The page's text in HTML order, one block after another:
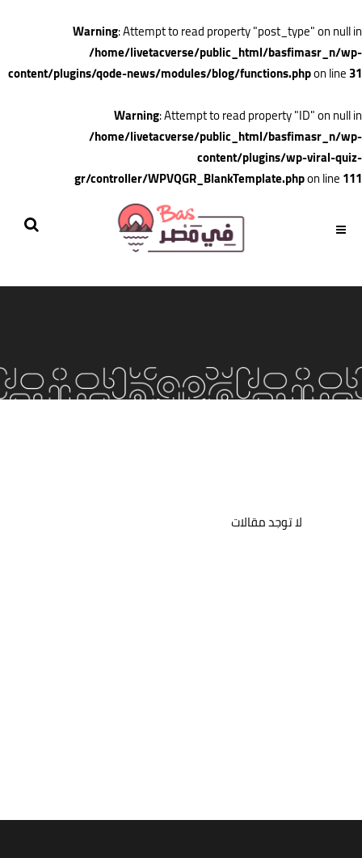
Warning: Attempt to read property "post_type" on null in
/home/livetacverse/public_html/basfimasr_n/wp-
content/plugins/qode-news/modules/blog/functions.phpon line31
Warning: Attempt to read property "ID" on null in
/home/livetacverse/public_html/basfimasr_n/wp-
content/plugins/wp-viral-quiz-
gr/controller/WPVQGR_BlankTemplate.phpon line111
لا توجد مقالات